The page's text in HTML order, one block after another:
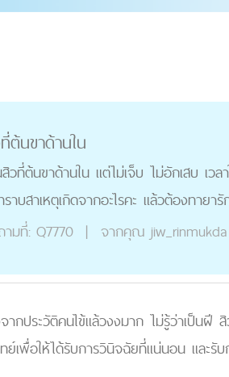
ต้นขาด้านใน
สิวที่ต้นขาด้านใน แต่ไม่เจ็บ ไม่อักเสบ เ
าบสาเหตุเกิดจากอะไรคะ แล้วต้องทายา
ามที่: Q7770 | จากคุณ jiw_rinmukda
ากประวัติคนไข้แล้วงงมาก ไม่รู้ว่าเป็นฝี
ย์เพื่อให้ได้รับการวินิจฉัยที่แน่นอน และรั